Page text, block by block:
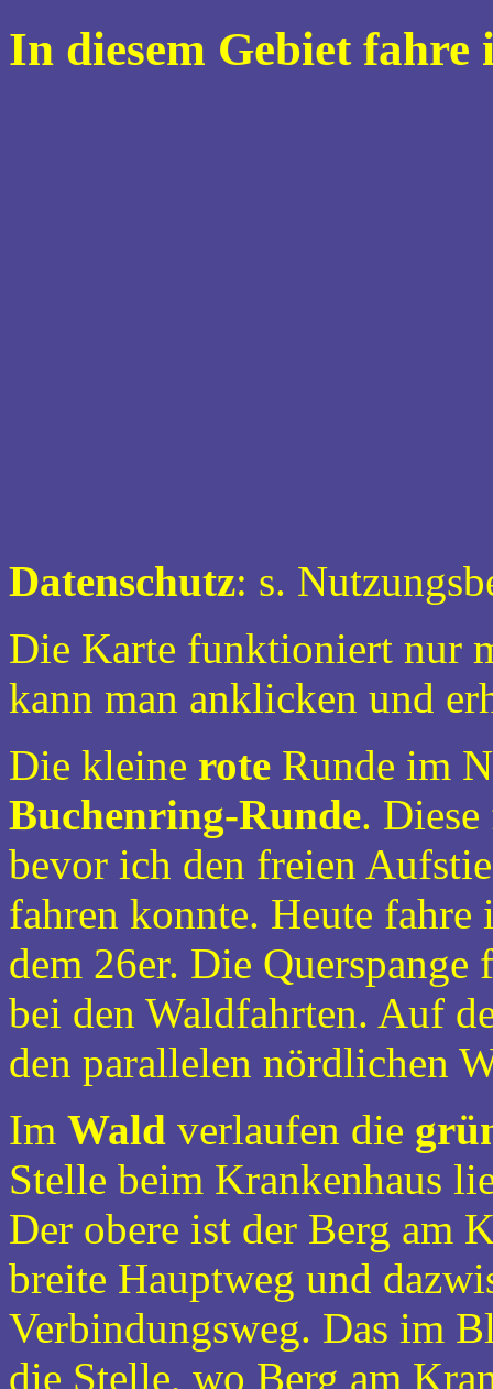
In diesem Gebiet
Datenschutz: s.
Die Karte funktioniert nur
kann man anklicken und
Die kleine rote Runde im
Buchenring-Runde.
bevor ich den freien
fahren konnte. Heute
dem 26er. Die
bei den Waldfahrten. Auf
den parallelen nördlichen
Im Wald verlaufen die
Stelle beim Krankenhaus
Der obere ist der Berg am
breite Hauptweg und
Verbindungsweg. Das im
die Stelle, wo Berg am